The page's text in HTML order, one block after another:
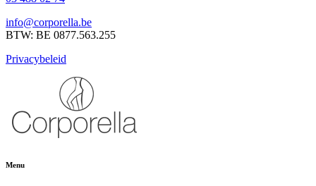
info@corporella.be
BTW: BE 0877.563.255
Privacybeleid
Menu